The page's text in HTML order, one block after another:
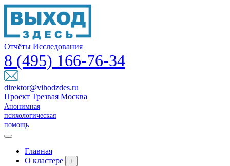
Отчёты Исследования
8 (495) 166-76-34
direktor@vihodzdes.ru
Проект Трезвая Москва
Анонимная
психологическая
помощь
Главная
О кластере
+